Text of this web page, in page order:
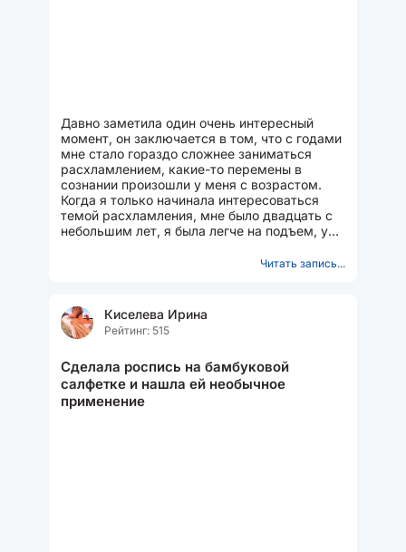
Давно заметила один очень интересный
момент, он заключается в том, что с годами
мне стало гораздо сложнее заниматься
расхламлением, какие-то перемены в
сознании произошли у меня с возрастом.
Когда я только начинала интересоваться
темой расхламления, мне было двадцать с
небольшим лет, я была легче на подъем, у
Читать запись...
Киселева Ирина
Рейтинг: 515
Сделала роспись на бамбуковой
салфетке и нашла ей необычное
применение